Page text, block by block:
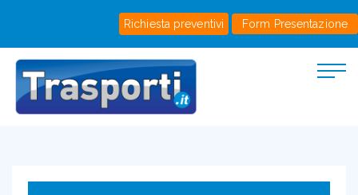
Richiesta preventivi Form Presentazione